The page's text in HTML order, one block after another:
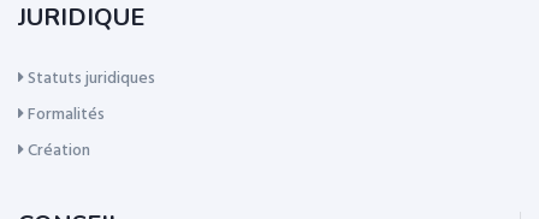
JURIDIQUE
Statuts juridiques
Formalités
Création